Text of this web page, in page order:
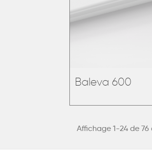
Baleva 600
Affichage 1-24 de 76